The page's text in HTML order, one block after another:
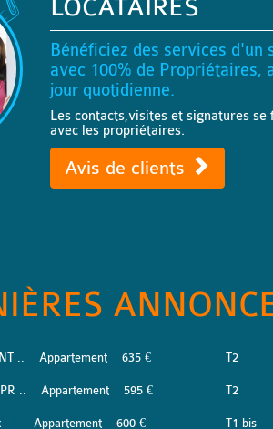
LOCATAIRES
Bénéficiez des services d'un
avec 100% de Propriétaires,
jour quotidienne.
Les contacts,visites et signatures se
avec les propriétaires.
Avis de clients
.. Appartement 635 €
.. Appartement 595 €
Appartement 600 €
T2
T2
T1 bis